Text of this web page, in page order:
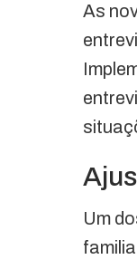
As
Um